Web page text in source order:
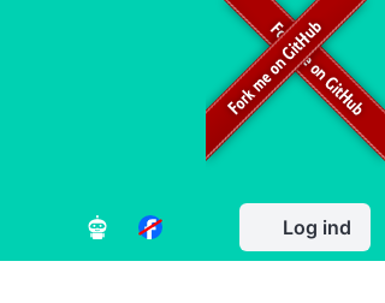
Log ind